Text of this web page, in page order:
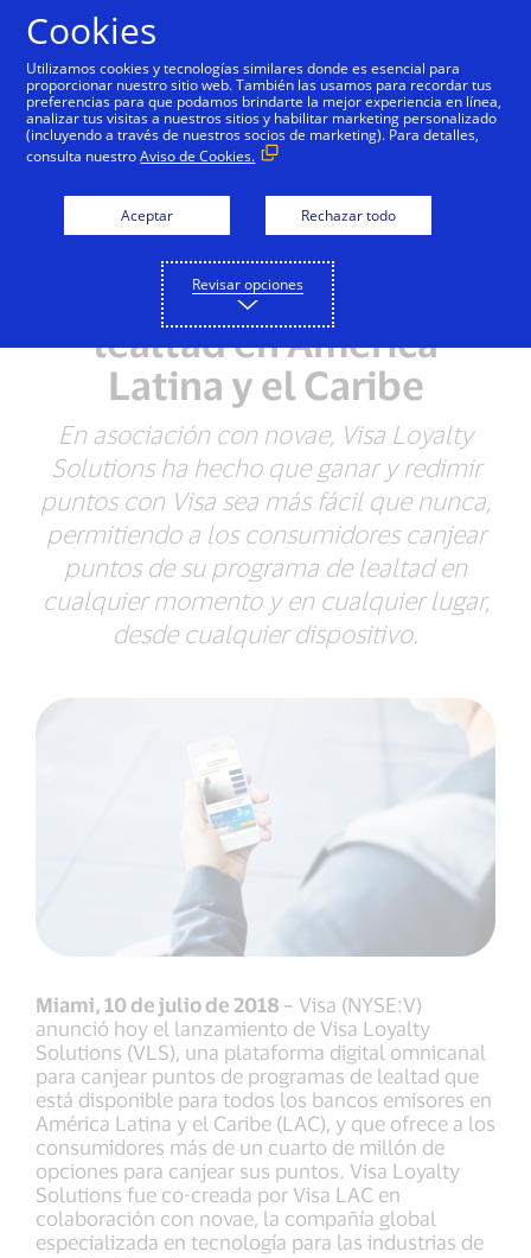
NOTAS DE PRENSA
Visa lanza Visa Loyalty
Solutions, la primera
plataforma 100% digital
para programas de
lealtad en América
Latina y el Caribe
En asociación con novae, Visa Loyalty
Solutions ha hecho que ganar y redimir
puntos con Visa sea más fácil que nunca,
permitiendo a los consumidores canjear
puntos de su programa de lealtad en
cualquier momento y en cualquier lugar,
desde cualquier dispositivo.
Miami, 10 de julio de 2018 – Visa (NYSE:V)
anunció hoy el lanzamiento de Visa Loyalty
Solutions (VLS), una plataforma digital omnicanal
para canjear puntos de programas de lealtad que
está disponible para todos los bancos emisores en
América Latina y el Caribe (LAC), y que ofrece a los
consumidores más de un cuarto de millón de
opciones para canjear sus puntos. Visa Loyalty
Solutions fue co-creada por Visa LAC en
colaboración con novae, la compañía global
especializada en tecnología para las industrias de
Cookies
Utilizamos cookies y tecnologías similares donde es esencial para
proporcionar nuestro sitio web. También las usamos para recordar tus
preferencias para que podamos brindarte la mejor experiencia en línea,
analizar tus visitas a nuestros sitios y habilitar marketing personalizado
(incluyendo a través de nuestros socios de marketing). Para detalles,
consulta nuestroAviso de Cookies.
Aceptar Rechazar todo
Revisar opciones